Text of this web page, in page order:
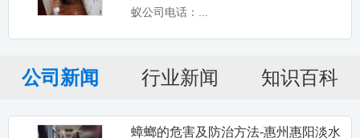
蚁公司电话：...
公司新闻 行业新闻 知识百科
蟑螂的危害及防治方法-惠州惠阳淡水